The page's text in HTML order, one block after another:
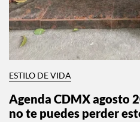
ESTILO DE VIDA
Agenda CDMX agosto
no te puedes perder